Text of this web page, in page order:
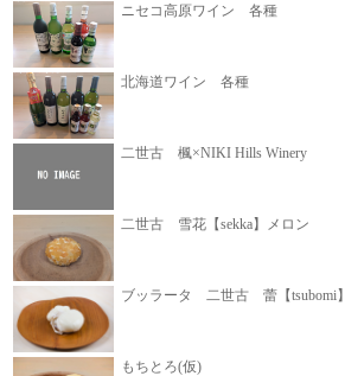
ニセコ高原ワイン 各種
北海道ワイン 各種
二世古 楓×NIKI Hills Winery
二世古 雪花【sekka】メロン
ブッラータ 二世古 蕾【tsubomi】
もちとろ(仮)